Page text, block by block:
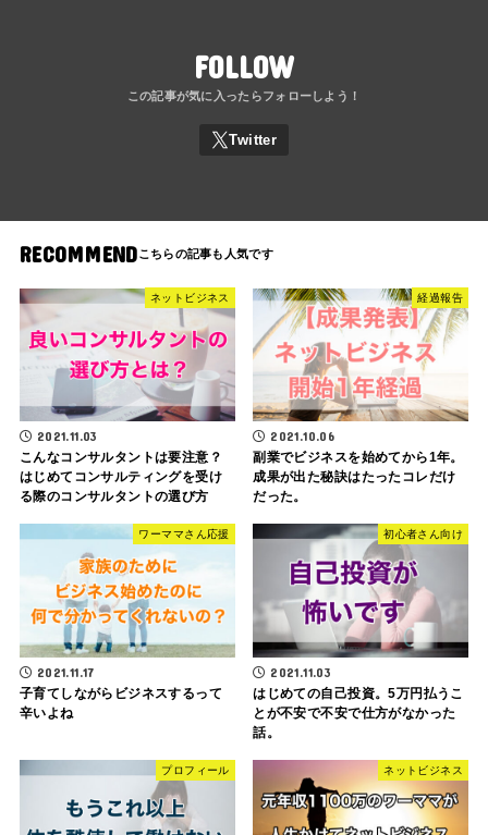
FOLLOW
RECOMMEND
ネットビジネス
2021.11.03
こんなコンサルタントは要注意？
はじめてコンサルティングを受け
る際のコンサルタントの選び方
経過報告
2021.10.06
副業でビジネスを始めてから1年。
成果が出た秘訣はたったコレだけ
だった。
ワーママさん応援
2021.11.17
子育てしながらビジネスするって
辛いよね
初心者さん向け
2021.11.03
はじめての自己投資。5万円払うこ
とが不安で不安で仕方がなかった
話。
プロフィール ネットビジネス